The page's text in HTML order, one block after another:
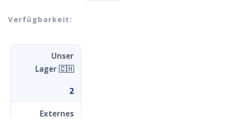
Verfügbarkeit:
Unser
Lager 🇨🇭
2
Externes